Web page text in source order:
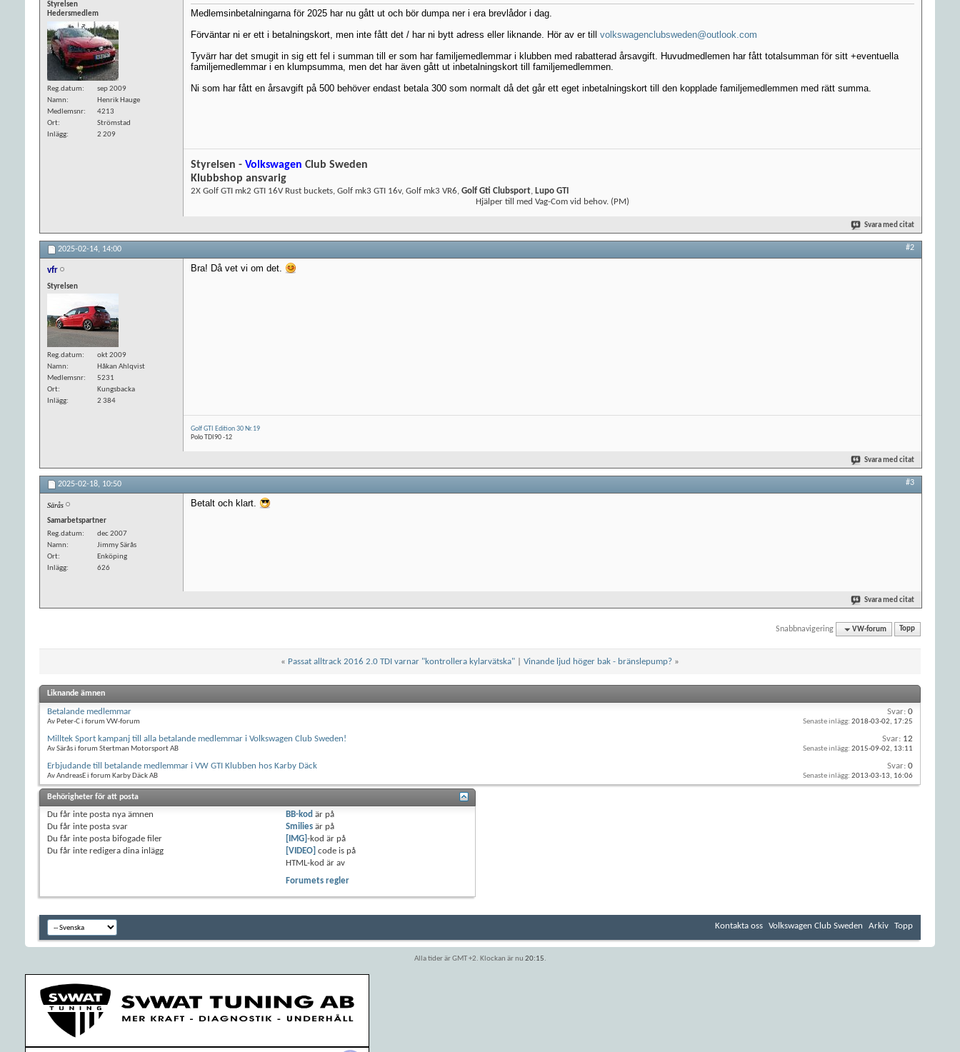
Styrelsen
Hedersmedlem
Reg.datum
sep 2009
Namn
Henrik Hauge
Medlemsnr
4213
Ort
Strömstad
Inlägg
2 209
Medlemsinbetalningarna för 2025 har nu gått ut och bör dumpa ner i era brevlådor i dag.
Förväntar ni er ett i betalningskort, men inte fått det / har ni bytt adress eller liknande. Hör av er till volkswagenclubsweden@outlook.com
Tyvärr har det smugit in sig ett fel i summan till er som har familjemedlemmar i klubben med rabatterad årsavgift. Huvudmedlemen har fått totalsumman för sitt +eventuella
familjemedlemmar i en klumpsumma, men det har även gått ut inbetalningskort till familjemedlemmen.
Ni som har fått en årsavgift på 500 behöver endast betala 300 som normalt då det går ett eget inbetalningskort till den kopplade familjemedlemmen med rätt summa.
Styrelsen - Volkswagen Club Sweden
Klubbshop ansvarig
2X Golf GTI mk2 GTI 16V Rust buckets, Golf mk3 GTI 16v, Golf mk3 VR6, Golf Gti Clubsport, Lupo GTI
Hjälper till med Vag-Com vid behov. (PM)
Svara med citat
2025-02-14, 14:00 #2
vfr
Styrelsen
Reg.datum
okt 2009
Namn
Håkan Ahlqvist
Medlemsnr
5231
Ort
Kungsbacka
Inlägg
2 384
Bra! Då vet vi om det.
Golf GTI Edition 30 Nr.19
Polo TDI90 -12
Svara med citat
2025-02-18, 10:50 #3
Särås
Samarbetspartner
Reg.datum
dec 2007
Namn
Jimmy Särås
Ort
Enköping
Inlägg
626
Betalt och klart.
Svara med citat
Snabbnavigering VW-forum Topp
« Passat alltrack 2016 2.0 TDI varnar "kontrollera kylarvätska" Vinande ljud höger bak - bränslepump? »
Liknande ämnen
Betalande medlemmar
Av Peter-C i forum VW-forum
Svar: 0
Senaste inlägg: 2018-03-02, 17:25
Milltek Sport kampanj till alla betalande medlemmar i Volkswagen Club Sweden!
Av Särås i forum Stertman Motorsport AB
Svar: 12
Senaste inlägg: 2015-09-02, 13:11
Erbjudande till betalande medlemmar i VW GTI Klubben hos Karby Däck
Av AndreasE i forum Karby Däck AB
Svar: 0
Senaste inlägg: 2013-03-13, 16:06
Behörigheter för att posta
Du får inte posta nya ämnen
Du får inte posta svar
Du får inte posta bifogade filer
Du får inte redigera dina inlägg
BB-kod är på
Smilies är på
[IMG]-kod är på
[VIDEO] code is på
HTML-kod ärav
Forumets regler
Kontakta oss Volkswagen Club Sweden Arkiv Topp
Alla tider är GMT +2. Klockan är nu 20:15.